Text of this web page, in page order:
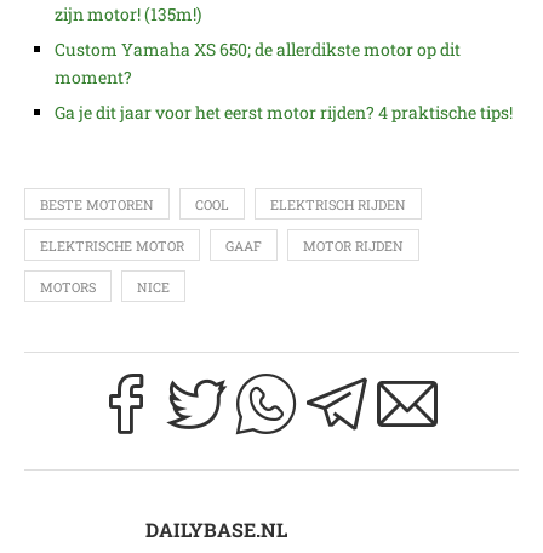
zijn motor! (135m!)
Custom Yamaha XS 650; de allerdikste motor op dit
moment?
Ga je dit jaar voor het eerst motor rijden? 4 praktische tips!
BESTE MOTOREN COOL ELEKTRISCH RIJDEN
ELEKTRISCHE MOTOR GAAF MOTOR RIJDEN
MOTORS NICE
DAILYBASE.NL